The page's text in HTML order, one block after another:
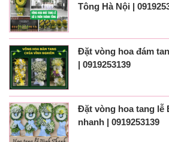
Tông Hà Nội |
Đặt vòng hoa đám
| 0919253139
Đặt vòng hoa tang lễ
nhanh | 0919253139